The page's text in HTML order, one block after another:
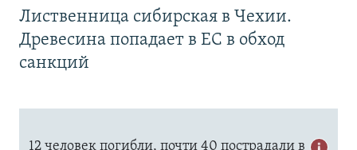
Лиственница сибирская в Чехии.
Древесина попадает в ЕС в обход
санкций